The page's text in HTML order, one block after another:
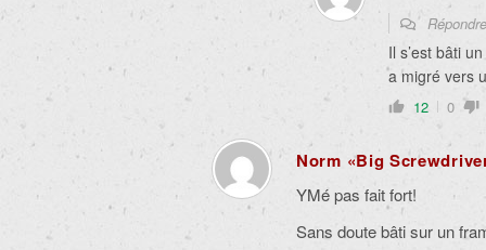
Il s’est bâti
a migré vers
12 0
Norm «Big
YMé pas fait fort!
Sans doute bâti sur un